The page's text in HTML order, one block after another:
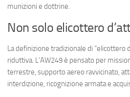
munizioni e dottrine.
Non solo elicottero
La definizione tradizionale di “elicottero
riduttiva. L’AW249 è pensato per
terrestre, supporto aereo ravvicinato,
interdizione, ricognizione armata e